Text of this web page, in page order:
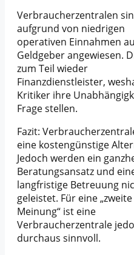
Verbraucherzentralen
aufgrund von niedrigen
operativen Einnahmen
Geldgeber angewiesen.
zum Teil wieder
Finanzdienstleister,
Kritiker ihre
Frage stellen.
Fazit:
eine kostengünstige
Jedoch werden ein
Beratungsansatz und
langfristige Betreuung
geleistet. Für eine „zweite
Meinung“ ist eine
Verbraucherzentrale
durchaus sinnvoll.